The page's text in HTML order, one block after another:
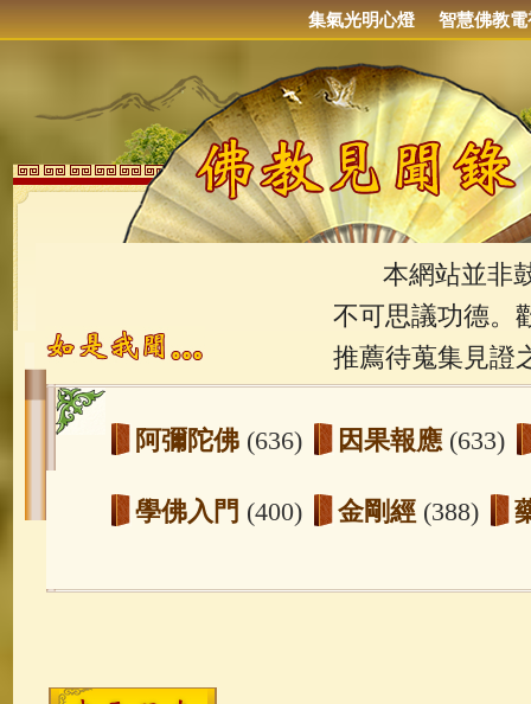
集氣光明心燈 智慧佛教電
本網站並非鼓
不可思議功德。
推薦待蒐集見證
阿彌陀佛 (636) 因果報應 (633)
學佛入門 (400) 金剛經 (388)
玉曆寶鈔(236) 地藏經(225)